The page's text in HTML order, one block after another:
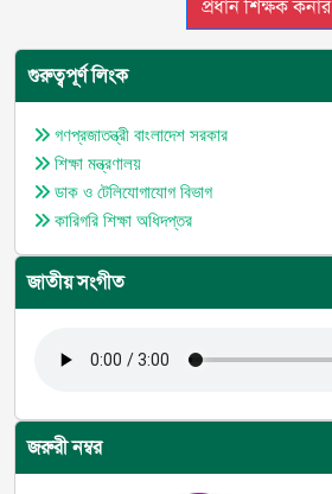
প্রধান শিক্ষক কর্নার
গুরুত্বপূর্ণ লিংক
গণপ্রজাতন্ত্রী বাংলাদেশ সরকার
শিক্ষা মন্ত্রণালয়
ডাক ও টেলিযোগাযোগ বিভাগ
কারিগরি শিক্ষা অধিদপ্তর
জাতীয় সংগীত
জরুরী নম্বর